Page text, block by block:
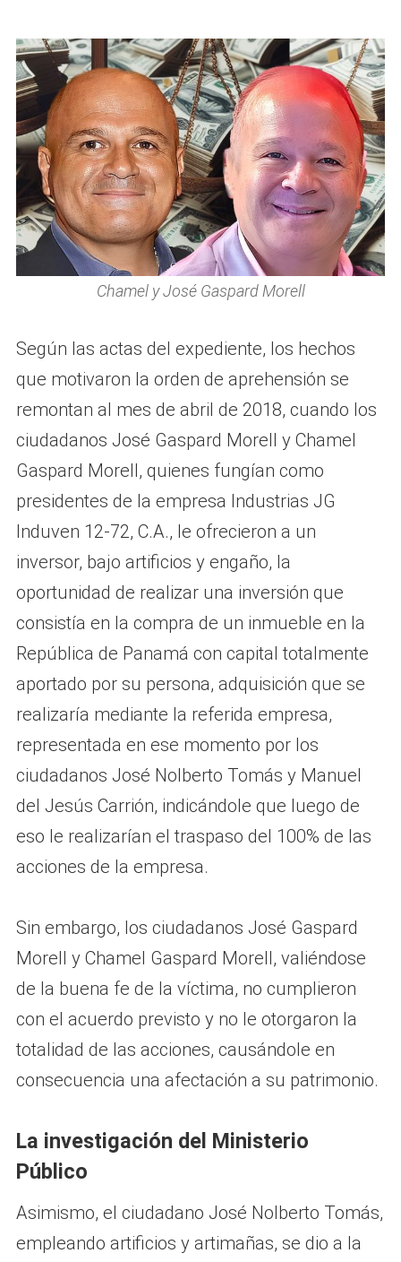
Chamel y José Gaspard Morell
Según las actas del expediente, los hechos
que motivaron la orden de aprehensión se
remontan al mes de abril de 2018, cuando los
ciudadanos José Gaspard Morell y Chamel
Gaspard Morell, quienes fungían como
presidentes de la empresa Industrias JG
Induven 12-72, C.A., le ofrecieron a un
inversor, bajo artificios y engaño, la
oportunidad de realizar una inversión que
consistía en la compra de un inmueble en la
República de Panamá con capital totalmente
aportado por su persona, adquisición que se
realizaría mediante la referida empresa,
representada en ese momento por los
ciudadanos José Nolberto Tomás y Manuel
del Jesús Carrión, indicándole que luego de
eso le realizarían el traspaso del 100% de las
acciones de la empresa.
Sin embargo, los ciudadanos José Gaspard
Morell y Chamel Gaspard Morell, valiéndose
de la buena fe de la víctima, no cumplieron
con el acuerdo previsto y no le otorgaron la
totalidad de las acciones, causándole en
consecuencia una afectación a su patrimonio.
La investigación del Ministerio
Público
Asimismo, el ciudadano José Nolberto Tomás,
empleando artificios y artimañas, se dio a la